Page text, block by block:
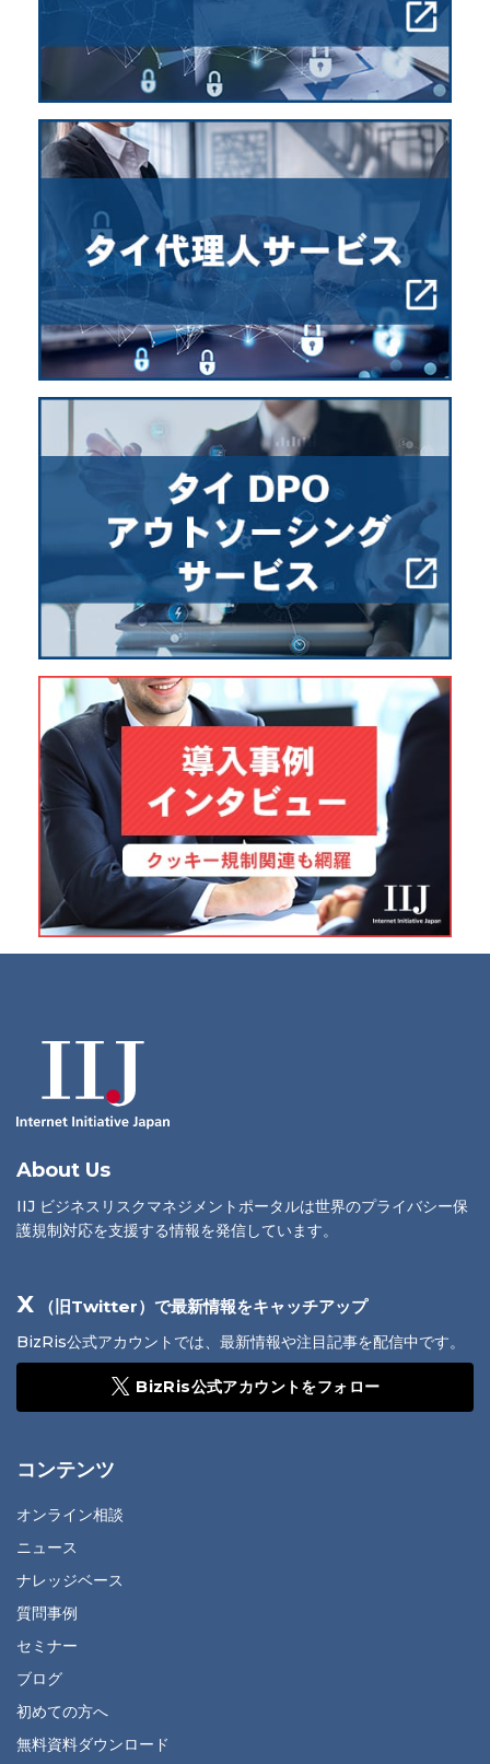
About Us
IIJ ビジネスリスクマネジメントポータルは世界のプライバシー保
護規制対応を支援する情報を発信しています。
X （旧Twitter）で最新情報をキャッチアップ
BizRis公式アカウントでは、最新情報や注目記事を配信中です。
BizRis公式アカウントをフォロー
コンテンツ
オンライン相談
ニュース
ナレッジベース
質問事例
セミナー
ブログ
初めての方へ
無料資料ダウンロード